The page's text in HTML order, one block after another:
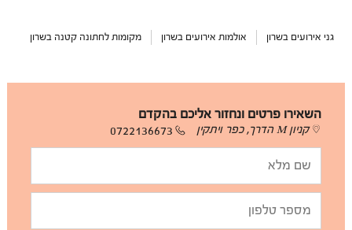
מזמינים אתכם להכיר מקרוב ולהתאהב.
גני אירועים בשרון אולמות אירועים בשרון מקומות לחתונה קטנה בשרון
השאירו פרטים ונחזור אליכם בהקדם
קניון M הדרך, כפר ויתקין 0722136673